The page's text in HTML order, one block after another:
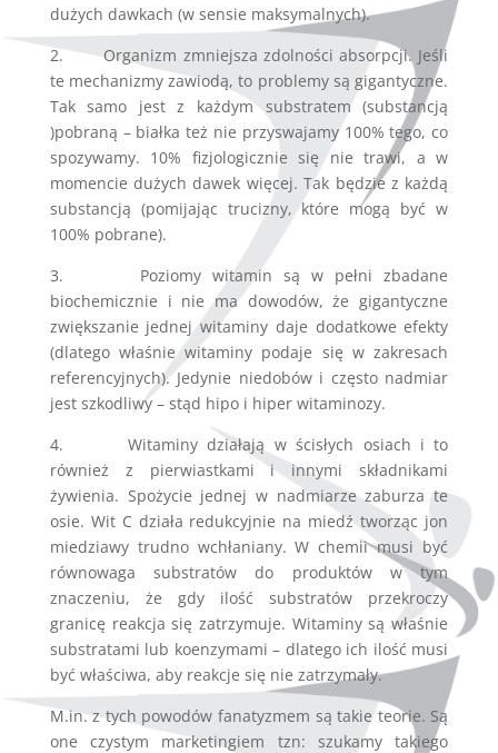
dużych dawkach (w sensie maksymalnych).
2. Organizm zmniejsza zdolności absorpcji. Jeśli
te mechanizmy zawiodą, to problemy są gigantyczne.
Tak samo jest z każdym substratem (substancją
)pobraną – białka też nie przyswajamy 100% tego, co
spozywamy. 10% fizjologicznie się nie trawi, a w
momencie dużych dawek więcej. Tak będzie z każdą
substancją (pomijając trucizny, które mogą być w
100% pobrane).
3. Poziomy witamin są w pełni zbadane
biochemicznie i nie ma dowodów, że gigantyczne
zwiększanie jednej witaminy daje dodatkowe efekty
(dlatego właśnie witaminy podaje się w zakresach
referencyjnych). Jedynie niedobów i często nadmiar
jest szkodliwy – stąd hipo i hiper witaminozy.
4. Witaminy działają w ścisłych osiach i to
również z pierwiastkami i innymi składnikami
żywienia. Spożycie jednej w nadmiarze zaburza te
osie. Wit C działa redukcyjnie na miedź tworząc jon
miedziawy trudno wchłaniany. W chemii musi być
równowaga substratów do produktów w tym
znaczeniu, że gdy ilość substratów przekroczy
granicę reakcja się zatrzymuje. Witaminy są właśnie
substratami lub koenzymami – dlatego ich ilość musi
być właściwa, aby reakcje się nie zatrzymały.
M.in. z tych powodów fanatyzmem są takie teorie. Są
one czystym marketingiem tzn: szukamy takiego